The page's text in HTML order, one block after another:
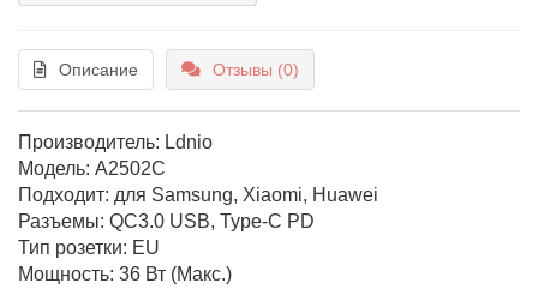
Описание Отзывы (0)
Производитель: Ldnio
Модель: A2502C
Подходит: для Samsung, Xiaomi, Huawei
Разъемы: QC3.0 USB, Type-C PD
Тип розетки: EU
Мощность: 36 Вт (Макс.)